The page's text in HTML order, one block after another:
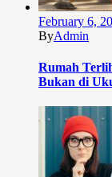
February 6,
ByAdmin
Rumah
Bukan di